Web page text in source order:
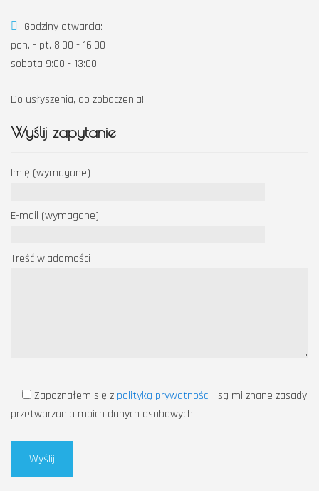
Godziny otwarcia:
pon. - pt. 8:00 - 16:00
sobota 9:00 - 13:00
Do usłyszenia, do zobaczenia!
Wyślij zapytanie
Imię (wymagane)
E-mail (wymagane)
Treść wiadomości
Zapoznałem się z polityką prywatności i są mi znane zasady
przetwarzania moich danych osobowych.